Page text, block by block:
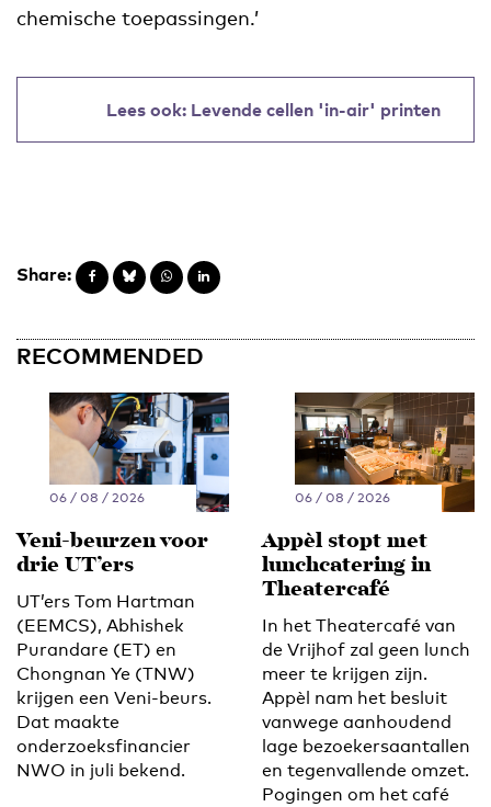
chemische toepassingen.’
Lees ook: Levende cellen 'in-air' printen
Share:
RECOMMENDED
06 / 08 / 2026
Veni-beurzen voor
drie UT’ers
UT’ers Tom Hartman
(EEMCS), Abhishek
Purandare (ET) en
Chongnan Ye (TNW)
krijgen een Veni-beurs.
Dat maakte
onderzoeksfinancier
NWO in juli bekend.
06 / 08 / 2026
Appèl stopt met
lunchcatering in
Theatercafé
In het Theatercafé van
de Vrijhof zal geen lunch
meer te krijgen zijn.
Appèl nam het besluit
vanwege aanhoudend
lage bezoekersaantallen
en tegenvallende omzet.
Pogingen om het café